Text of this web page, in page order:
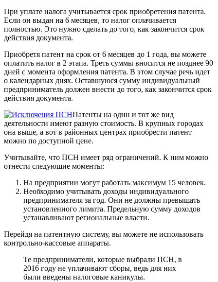
При уплате налога учитывается срок приобретения патента.
Если он выдан на 6 месяцев, то налог оплачивается
полностью. Это нужно сделать до того, как закончится срок
действия документа.
Приобретя патент на срок от 6 месяцев до 1 года, вы можете
оплатить налог в 2 этапа. Треть суммы вносится не позднее 90
дней с момента оформления патента. В этом случае речь идет
о календарных днях. Оставшуюся сумму индивидуальный
предприниматель должен внести до того, как закончится срок
действия документа.
Патенты на один и тот же вид
деятельности имеют разную стоимость. В крупных городах
она выше, а вот в районных центрах приобрести патент
можно по доступной цене.
Учитывайте, что ПСН имеет ряд ограничений. К ним можно
отнести следующие моменты:
На предприятии могут работать максимум 15 человек.
Необходимо учитывать доходы индивидуального
предпринимателя за год. Они не должны превышать
установленного лимита. Предельную сумму доходов
устанавливают региональные власти.
Перейдя на патентную систему, вы можете не использовать
контрольно-кассовые аппараты.
Те предприниматели, которые выбрали ПСН, в
2016 году не уплачивают сборы, ведь для них
были введены налоговые каникулы.